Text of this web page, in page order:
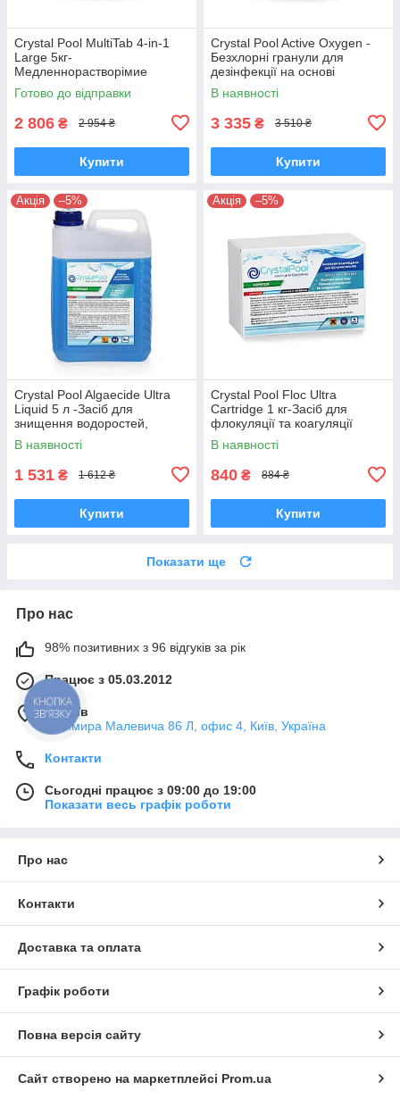
Crystal Pool MultiTab 4-in-1
Large 5кг-
Медленнорастворімие
таблетки хлору для
тривалого дезин
Готово до відправки
2 806 ₴ 2 954 ₴
Купити
Crystal Pool Active Oxygen -
Безхлорні гранули для
дезінфекції на основі
активного кисню 3 кг
В наявності
3 335 ₴ 3 510 ₴
Купити
Акція –5%
Crystal Pool Algaecide Ultra
Liquid 5 л -Засіб для
знищення водоростей,
бактерій і грибків
В наявності
1 531 ₴ 1 612 ₴
Купити
Акція –5%
Crystal Pool Floc Ultra
Cartridge 1 кг-Засіб для
флокуляції та коагуляції
суспензій у воді басейну
В наявності
840 ₴ 884 ₴
Купити
Показати ще
Про нас
98% позитивних з 96 відгуків за рік
Працює з 05.03.2012
м. Київ
Казимира Малевича 86 Л, офис 4, Київ, Україна
Контакти
Сьогодні працює з 09:00 до 19:00
Показати весь графік роботи
Про нас
Контакти
Доставка та оплата
Графік роботи
Повна версія сайту
Сайт створено на маркетплейсі Prom.ua
КНОПКА
ЗВ'ЯЗКУ